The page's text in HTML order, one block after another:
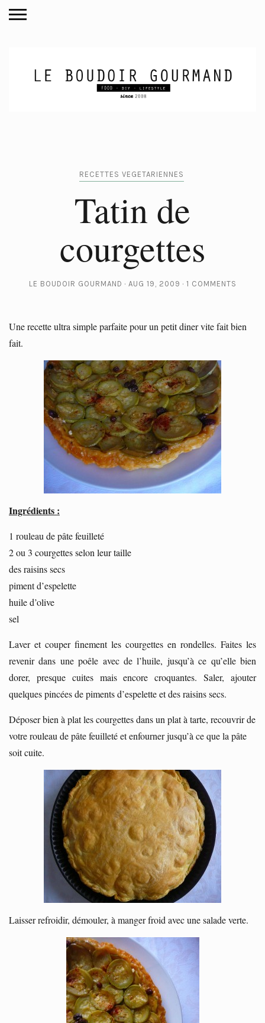
RECETTES VEGETARIENNES
Tatin de
courgettes
LE BOUDOIR GOURMAND AUG 19, 2009 1 COMMENTS
Une recette ultra simple parfaite pour un petit diner vite fait bien
fait.
Ingrédients :
1 rouleau de pâte feuilleté
2 ou 3 courgettes selon leur taille
des raisins secs
piment d’espelette
huile d’olive
sel
Laver et couper finement les courgettes en rondelles. Faites les
revenir dans une poêle avec de l’huile, jusqu’à ce qu’elle bien
dorer, presque cuites mais encore croquantes. Saler, ajouter
quelques pincées de piments d’espelette et des raisins secs.
Déposer bien à plat les courgettes dans un plat à tarte, recouvrir de
votre rouleau de pâte feuilleté et enfourner jusqu’à ce que la pâte
soit cuite.
Laisser refroidir, démouler, à manger froid avec une salade verte.